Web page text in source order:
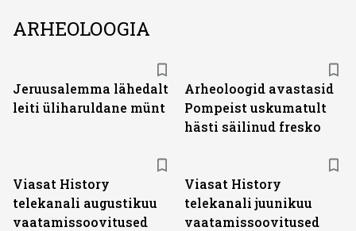
ARHEOLOOGIA
Jeruusalemma lähedalt
leiti üliharuldane münt
Arheoloogid avastasid
Pompeist uskumatult
hästi säilinud fresko
Viasat History
telekanali augustikuu
vaatamissoovitused
Viasat History
telekanali juunikuu
vaatamissoovitused